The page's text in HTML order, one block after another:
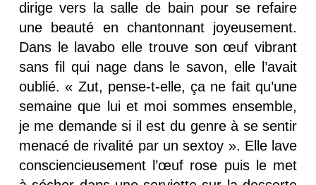
dirige vers la salle de bain pour se refaire
une beauté en chantonnant joyeusement.
Dans le lavabo elle trouve son œuf vibrant
sans fil qui nage dans le savon, elle l’avait
oublié. « Zut, pense-t-elle, ça ne fait qu’une
semaine que lui et moi sommes ensemble,
je me demande si il est du genre à se sentir
menacé de rivalité par un sextoy ». Elle lave
consciencieusement l’œuf rose puis le met